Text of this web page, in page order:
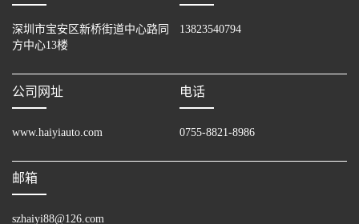
深圳市宝安区新桥街道中心路同
方中心13楼
13823540794
公司网址
www.haiyiauto.com
电话
0755-8821-8986
邮箱
szhaiyi88@126.com